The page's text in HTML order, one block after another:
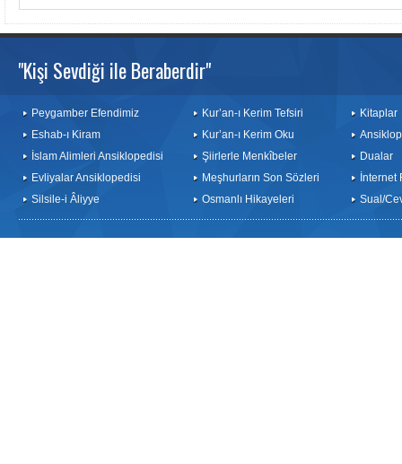
"Kişi Sevdiği ile Beraberdir"
Peygamber Efendimiz
Eshab-ı Kiram
İslam Alimleri Ansiklopedisi
Evliyalar Ansiklopedisi
Silsile-i Âliyye
Kur’an-ı Kerim Tefsiri
Kur’an-ı Kerim Oku
Şiirlerle Menkîbeler
Meşhurların Son Sözleri
Osmanlı Hikayeleri
Kitaplar
Dualar
İnternet
Sual/